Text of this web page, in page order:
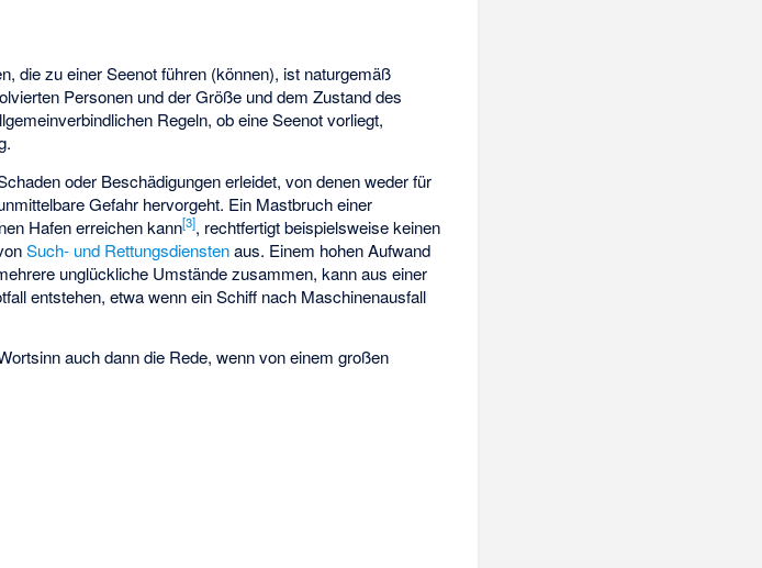
die zu einer Seenot führen (können), ist naturgemäß
Personen und der Größe und dem Zustand des
Regeln, ob eine Seenot vorliegt,
oder Beschädigungen erleidet, von denen weder für
Gefahr hervorgeht. Ein Mastbruch einer
Hafen erreichen kann[3], rechtfertigt beispielsweise keinen
Such- und Rettungsdienstenaus. Einem hohen Aufwand
unglückliche Umstände zusammen, kann aus einer
entstehen, etwa wenn ein Schiff nach Maschinenausfall
auch dann die Rede, wenn von einem großen